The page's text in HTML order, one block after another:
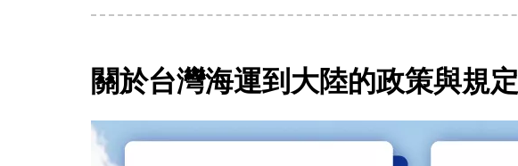
關於台灣海運到大陸的政策與規定